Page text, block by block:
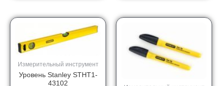
Измерительный инструмент
Уровень Stanley STHT1-
43102